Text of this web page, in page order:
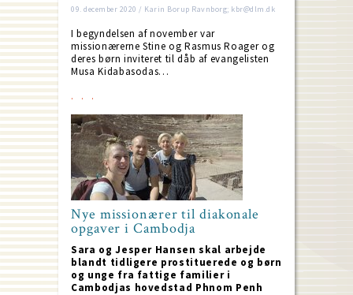
09. december 2020 / Karin Borup Ravnborg; kbr@dlm.dk
I begyndelsen af november var
missionærerne Stine og Rasmus Roager og
deres børn inviteret til dåb af evangelisten
Musa Kidabasodas…
Nye missionærer til diakonale
opgaver i Cambodja
Sara og Jesper Hansen skal arbejde
blandt tidligere prostituerede og børn
og unge fra fattige familier i
Cambodjas hovedstad Phnom Penh